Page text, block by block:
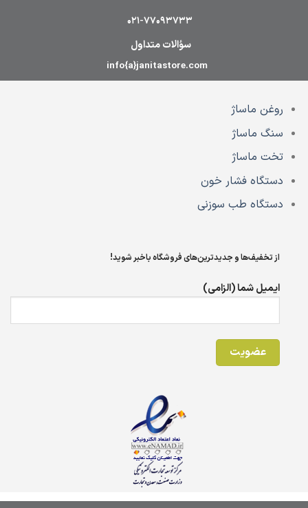
021-77093733
سؤالات متداول
info{a}janitastore.com
روغن ماساژ
سنگ ماساژ
تخت ماساژ
دستگاه فشار خون
دستگاه طب سوزنی
از تخفیف‌ها و جدیدترین‌های فروشگاه باخبر شوید!
ایمیل شما (الزامی)